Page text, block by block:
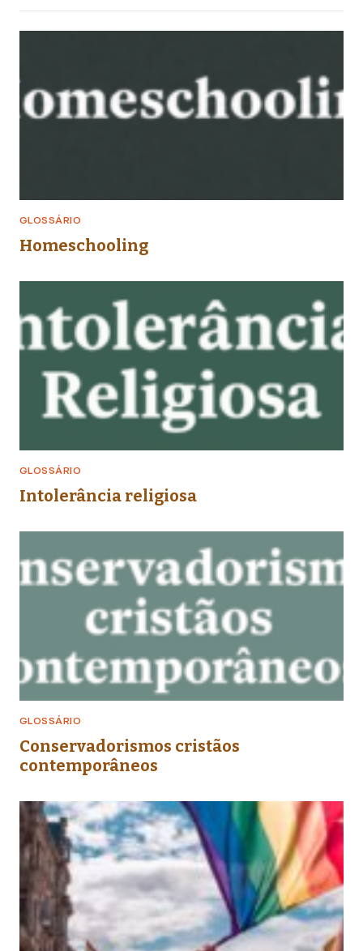
GLOSSÁRIO
Homeschooling
GLOSSÁRIO
Intolerância religiosa
GLOSSÁRIO
Conservadorismos cristãos
contemporâneos